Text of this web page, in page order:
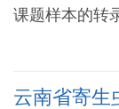
课题样本的转
云南省寄生